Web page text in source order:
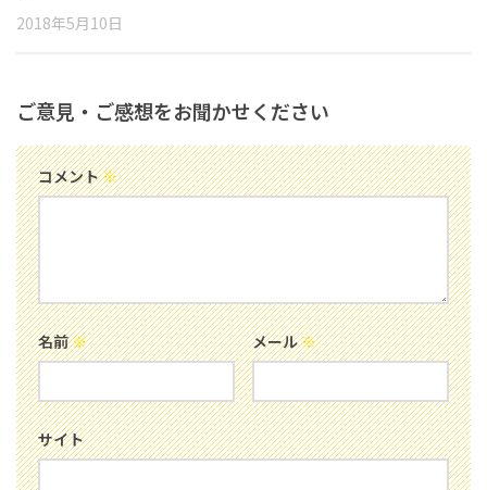
2018年5月10日
ご意見・ご感想をお聞かせください
コメント※
名前※ メール※
サイト